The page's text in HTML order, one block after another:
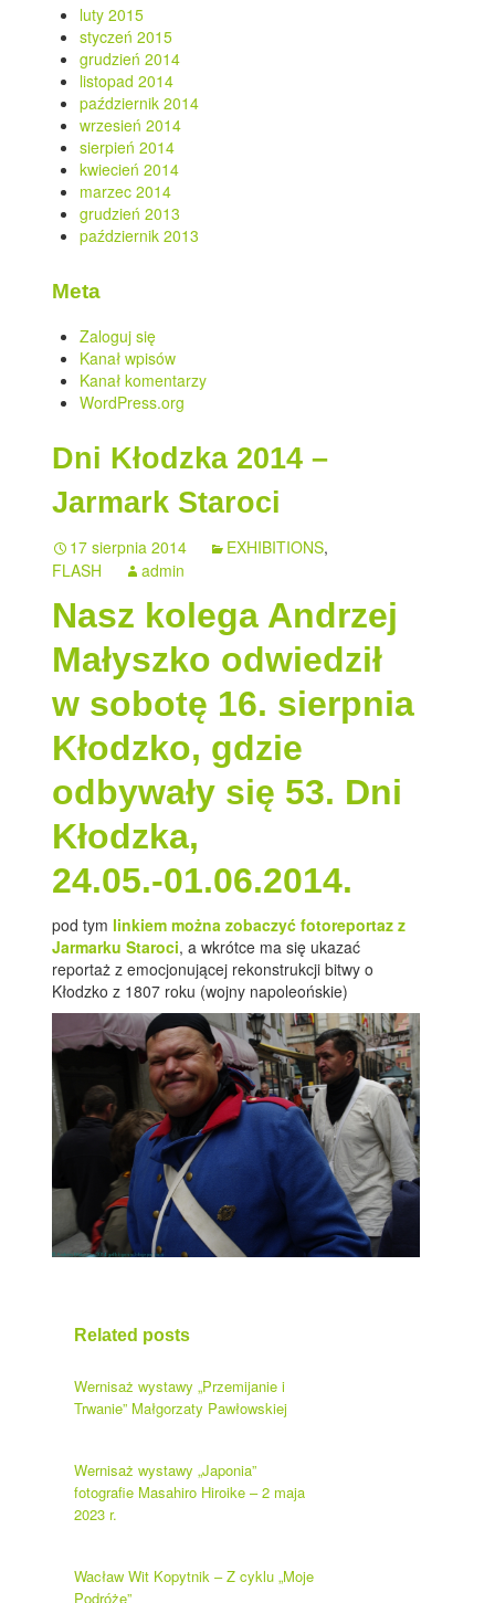
luty 2015
styczeń 2015
grudzień 2014
listopad 2014
październik 2014
wrzesień 2014
sierpień 2014
kwiecień 2014
marzec 2014
grudzień 2013
październik 2013
Meta
Zaloguj się
Kanał wpisów
Kanał komentarzy
WordPress.org
Dni Kłodzka 2014 –
Jarmark Staroci
17 sierpnia 2014 EXHIBITIONS,
FLASH
admin
Nasz kolega Andrzej
Małyszko odwiedził
w sobotę 16. sierpnia
Kłodzko, gdzie
odbywały się 53. Dni
Kłodzka,
24.05.-01.06.2014.
pod tym linkiem można zobaczyć fotoreportaz z
Jarmarku Staroci, a wkrótce ma się ukazać
reportaż z emocjonującej rekonstrukcji bitwy o
Kłodzko z 1807 roku (wojny napoleońskie)
Related posts
Wernisaż wystawy „Przemijanie i
Trwanie” Małgorzaty Pawłowskiej
Wernisaż wystawy „Japonia”
fotografie Masahiro Hiroike – 2 maja
2023 r.
Wacław Wit Kopytnik – Z cyklu „Moje
Podróże”